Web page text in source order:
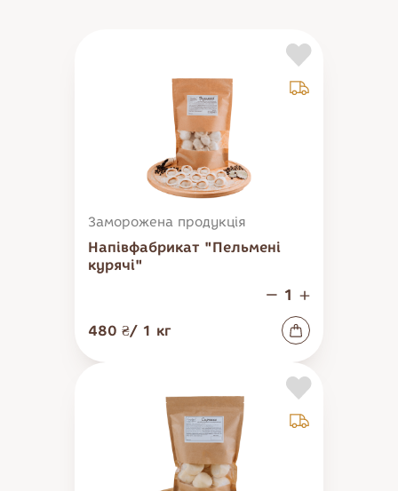
Солодощі
Бісквіти та здоба
Мармелад
Заморожена продукція
Напівфабрикат "Пельмені
курячі"
480 ₴/ 1 кг